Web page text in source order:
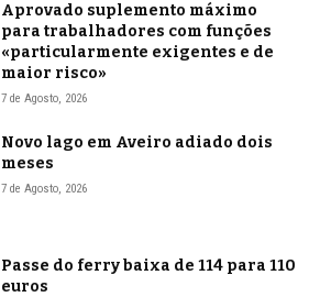
Aprovado suplemento máximo
para trabalhadores com funções
«particularmente exigentes e de
maior risco»
7 de Agosto, 2026
Novo lago em Aveiro adiado dois
meses
7 de Agosto, 2026
Passe do ferry baixa de 114 para 110
euros